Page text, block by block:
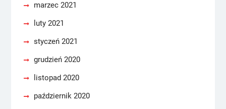
marzec 2021
luty 2021
styczeń 2021
grudzień 2020
listopad 2020
październik 2020